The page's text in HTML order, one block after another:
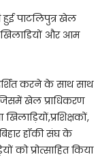
हुई पाटलिपुत्र खेल
और आम
करने के साथ साथ
खेल प्राधिकरण
हॉकी संघ के
को प्रोत्साहित किया